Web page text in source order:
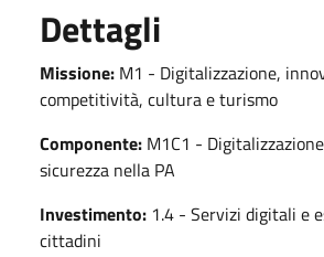
Dettagli
Missione: M1 - Digitalizzazione,
competitività, cultura e turismo
Componente: M1C1 -
sicurezza nella PA
Investimento: 1.4 - Servizi digitali e
cittadini